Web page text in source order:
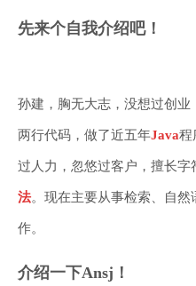
先来个自我介绍吧！
孙建，胸无大志，没想过创
两行代码，做了近五年Java程
过人力，忽悠过客户，擅长字
法。现在主要从事检索、自然
作。
介绍一下Ansj！